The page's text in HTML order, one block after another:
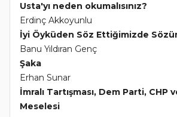
Usta'yı neden okumalısınız?
Erdinç Akkoyunlu
İyi Öyküden Söz Ettiğimizde
Banu Yıldıran Genç
Şaka
Erhan Sunar
İmralı Tartışması, Dem Parti, CHP
Meselesi